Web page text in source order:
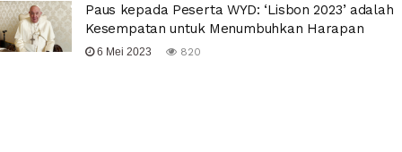
Paus kepada Peserta WYD: ‘Lisbon 2023’ adalah
Kesempatan untuk Menumbuhkan Harapan
6 Mei 2023 820